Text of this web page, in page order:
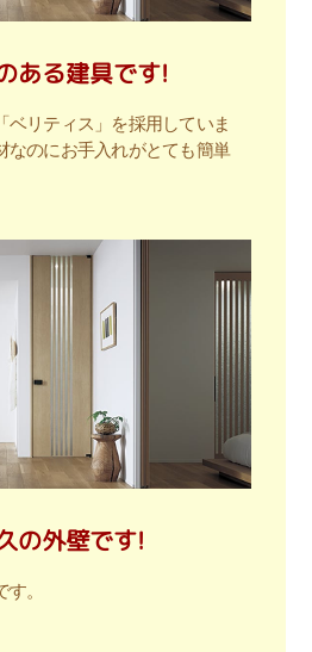
ある建具です!
ベリティス」を採用していま
なのにお手入れがとても簡単
の外壁です!
。